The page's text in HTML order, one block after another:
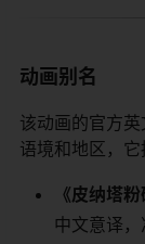
动画别名
该动画的官方
语境和地区，它
《皮纳塔粉
中文意译